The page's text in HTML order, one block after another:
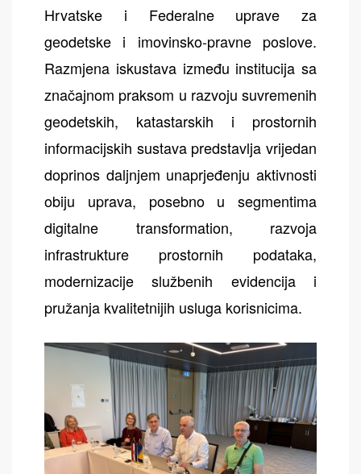
Hrvatske i Federalne uprave za
geodetske i imovinsko-pravne poslove.
Razmjena iskustava između institucija sa
značajnom praksom u razvoju suvremenih
geodetskih, katastarskih i prostornih
informacijskih sustava predstavlja vrijedan
doprinos daljnjem unaprjeđenju aktivnosti
obiju uprava, posebno u segmentima
digitalne transformation, razvoja
infrastrukture prostornih podataka,
modernizacije službenih evidencija i
pružanja kvalitetnijih usluga korisnicima.